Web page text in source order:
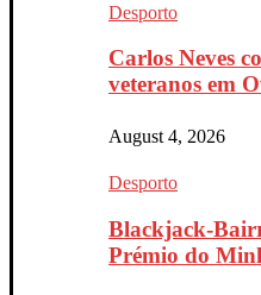
Desporto
Carlos Neves
veteranos em
August 4, 2026
Desporto
Blackjack-
Prémio do